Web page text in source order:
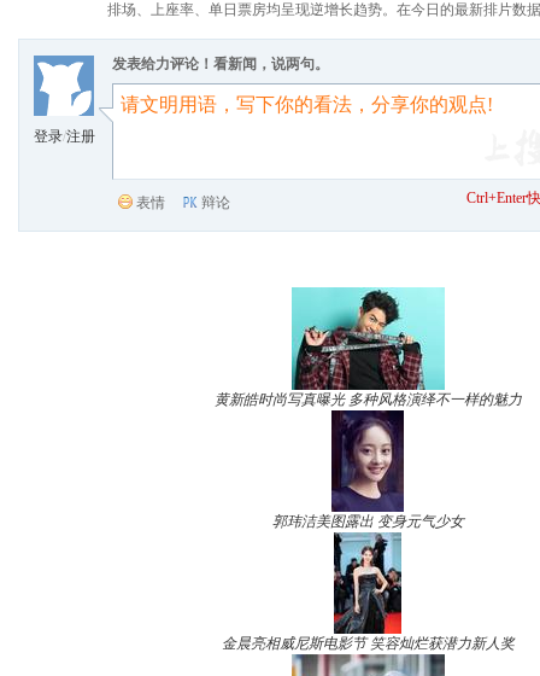
排场、上座率、单日票房均呈现逆增长趋势。在今日的最新排片数
登录/注册
发表给力评论！看新闻，说两句。
表情 辩论 Ctrl+Enter
黄新皓时尚写真曝光 多种风格演绎不一样的魅力
郭玮洁美图露出 变身元气少女
金晨亮相威尼斯电影节 笑容灿烂获潜力新人奖